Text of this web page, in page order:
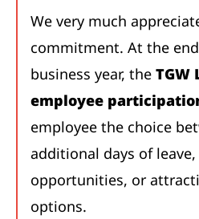
We very much
commitment. At the
business year, the TGW
employee
employee the choice
additional days of
opportunities, or
options.